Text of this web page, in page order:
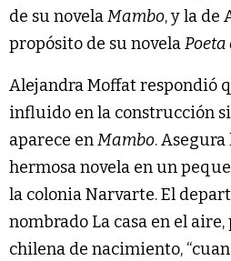
de su novelaMambo, y la de
propósito de su novela
Alejandra Moffat respondió
influido en la construcción
aparece enMambo.
hermosa novela en un
la colonia Narvarte. El
nombrado La casa en el
chilena de nacimiento,